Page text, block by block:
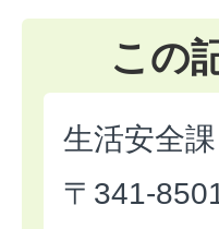
この
生活安全課
〒341-